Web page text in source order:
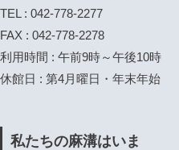
TEL : 042-778-2277
FAX : 042-778-2278
利用時間 : 午前9時～午後10時
休館日 : 第4月曜日・年末年始
私たちの麻溝はいま